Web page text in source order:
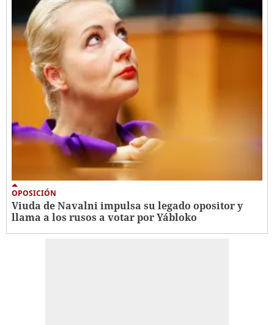
OPOSICIÓN
Viuda de Navalni impulsa su legado opositor y
llama a los rusos a votar por Yábloko